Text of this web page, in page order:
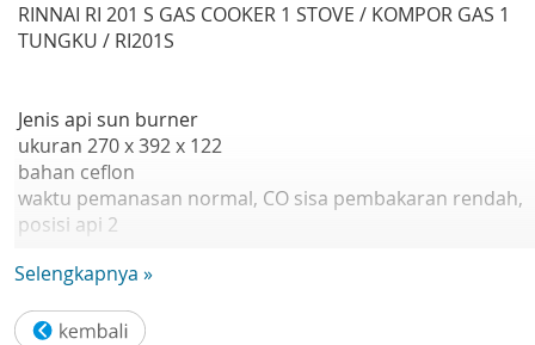
RINNAI RI 201 S GAS COOKER 1 STOVE / KOMPOR GAS 1
TUNGKU / RI201S
Jenis api sun burner
ukuran 270 x 392 x 122
bahan ceflon
waktu pemanasan normal, CO sisa pembakaran rendah,
posisi api 2
Selengkapnya »